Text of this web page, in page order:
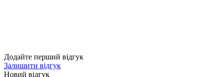
Додайте перший відгук
Залишити відгук
Новий відгук